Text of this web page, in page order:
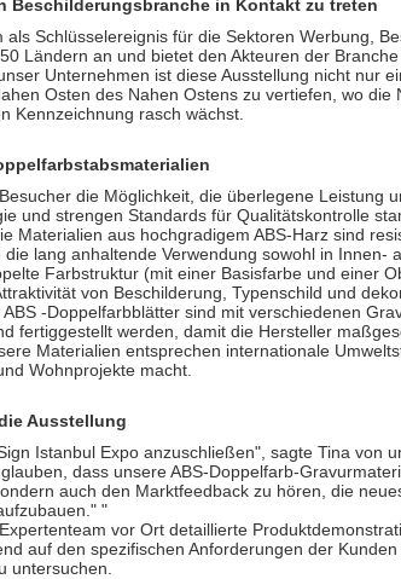
Beschilderungsbranche in Kontakt zu treten
Schlüsselereignis für die Sektoren Werbung,
Ländern an und bietet den Akteuren der
Unternehmen ist diese Ausstellung nicht
Osten des Nahen Ostens zu vertiefen, wo
Kennzeichnung rasch wächst.
die Möglichkeit, die überlegene
und strengen Standards für Qualitätskontrolle
Materialien aus hochgradigem ABS-Harz sind
lang anhaltende Verwendung sowohl in Innen-
Farbstruktur (mit einer Basisfarbe und einer
von Beschilderung, Typenschild und
ABS -Doppelfarbblätter sind mit verschiedenen
fertiggestellt werden, damit die Hersteller
Materialien entsprechen internationale
Wohnprojekte macht.
Ausstellung
Istanbul Expo anzuschließen", sagte Tina
dass unsere ABS-Doppelfarb-
auch den Marktfeedback zu hören, die
"
vor Ort detaillierte
auf den spezifischen Anforderungen der
untersuchen.